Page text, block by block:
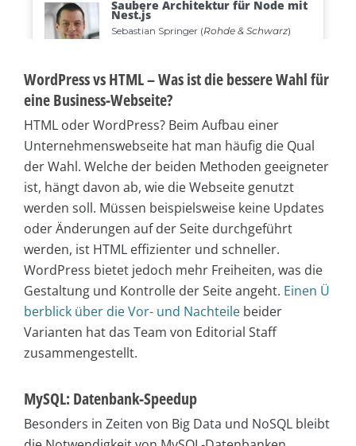
WordPress vs HTML – Was ist die bessere Wahl für
eine Business-Webseite?
HTML oder WordPress? Beim Aufbau einer
Unternehmenswebseite hat man häufig die Qual
der Wahl. Welche der beiden Methoden geeigneter
ist, hängt davon ab, wie die Webseite genutzt
werden soll. Müssen beispielsweise keine Updates
oder Änderungen auf der Seite durchgeführt
werden, ist HTML effizienter und schneller.
WordPress bietet jedoch mehr Freiheiten, was die
Gestaltung und Kontrolle der Seite angeht. Einen Ü
berblick über die Vor- und Nachteile beider
Varianten hat das Team von Editorial Staff
zusammengestellt.
MySQL: Datenbank-Speedup
Besonders in Zeiten von Big Data und NoSQL bleibt